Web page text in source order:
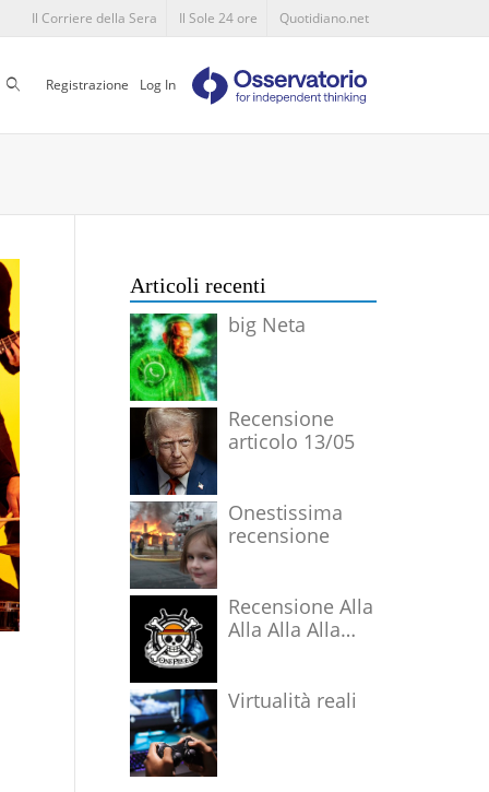
Il Corriere della Sera Il Sole 24 ore Quotidiano.net
CercaRegistrazione Log In
Articoli recenti
big Neta
Recensione
articolo 13/05
Onestissima
recensione
Recensione Alla
Alla Alla Alla
Virtualità reali